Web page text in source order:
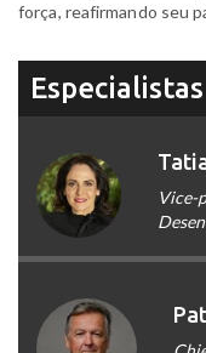
força, reafirmando seu
Especialistas
Vice-